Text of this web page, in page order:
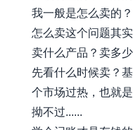
我一般是怎么卖的？
怎么卖这个问题其
卖什么产品？卖多
先看什么时候卖？
个市场过热，也就
拗不过......